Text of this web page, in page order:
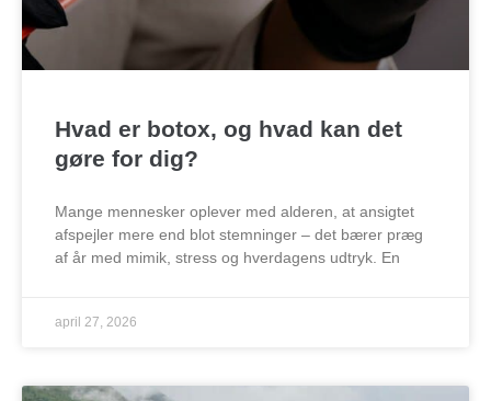
Hvad er botox, og hvad kan det
gøre for dig?
Mange mennesker oplever med alderen, at ansigtet
afspejler mere end blot stemninger – det bærer præg
af år med mimik, stress og hverdagens udtryk. En
april 27, 2026